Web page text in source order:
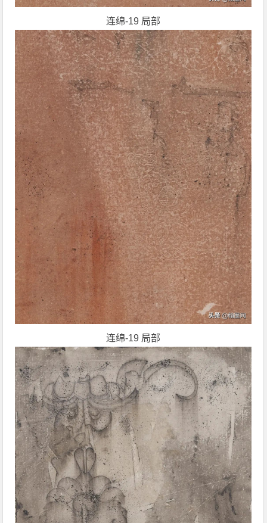
连绵-19 局部
连绵-19 局部